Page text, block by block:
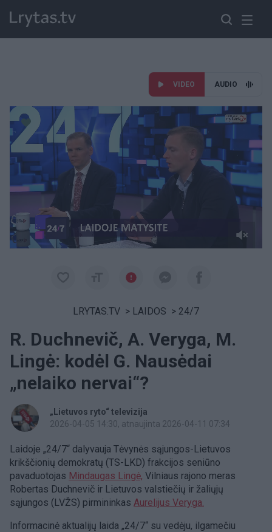
VIDEO AUDIO
Paremkite Ukrainą
LRYTAS.TV > LAIDOS > 24/7
R. Duchnevič, A. Veryga, M.
Lingė: kodėl G. Nausėdai
„nelaiko nervai“?
„Lietuvos ryto“ televizija
2026-04-05 14:30, atnaujinta 2026-04-11 07:34
Laidoje „24/7“ dalyvauja Tėvynės sąjungos-Lietuvos
krikščionių demokratų (TS-LKD) frakcijos seniūno
pavaduotojas Mindaugas Lingė, Vilniaus rajono meras
Robertas Duchnevič ir Lietuvos valstiečių ir žaliųjų
sąjungos (LVŽS) pirmininkas Aurelijus Veryga.
Informacinė aktualijų laida „24/7“ su vedėju, ilgamečiu